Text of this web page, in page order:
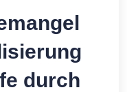
durch